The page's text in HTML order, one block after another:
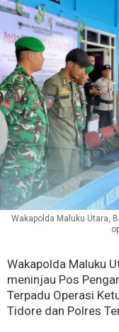
Wakapolda Maluku Utara,
Wakapolda Maluku
meninjau Pos
Terpadu Operasi
Tidore dan Polres